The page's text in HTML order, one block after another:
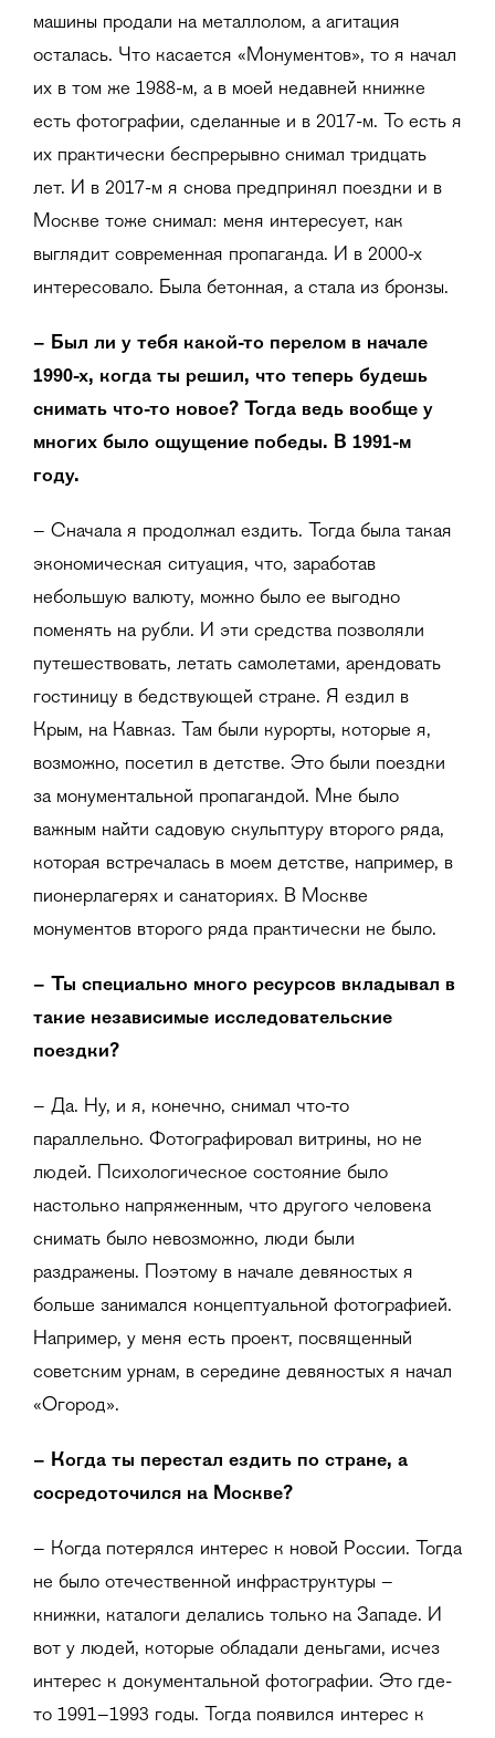
машины продали на металлолом, а агитация
осталась. Что касается «Монументов», то я начал
их в том же 1988-м, а в моей недавней книжке
есть фотографии, сделанные и в 2017-м. То есть я
их практически беспрерывно снимал тридцать
лет. И в 2017-м я снова предпринял поездки и в
Москве тоже снимал: меня интересует, как
выглядит современная пропаганда. И в 2000-х
интересовало. Была бетонная, а стала из бронзы.
– Был ли у тебя какой-то перелом в начале
1990-х, когда ты решил, что теперь будешь
снимать что-то новое? Тогда ведь вообще у
многих было ощущение победы. В 1991-м
году.
– Сначала я продолжал ездить. Тогда была такая
экономическая ситуация, что, заработав
небольшую валюту, можно было ее выгодно
поменять на рубли. И эти средства позволяли
путешествовать, летать самолетами, арендовать
гостиницу в бедствующей стране. Я ездил в
Крым, на Кавказ. Там были курорты, которые я,
возможно, посетил в детстве. Это были поездки
за монументальной пропагандой. Мне было
важным найти садовую скульптуру второго ряда,
которая встречалась в моем детстве, например, в
пионерлагерях и санаториях. В Москве
монументов второго ряда практически не было.
– Ты специально много ресурсов вкладывал в
такие независимые исследовательские
поездки?
– Да. Ну, и я, конечно, снимал что-то
параллельно. Фотографировал витрины, но не
людей. Психологическое состояние было
настолько напряженным, что другого человека
снимать было невозможно, люди были
раздражены. Поэтому в начале девяностых я
больше занимался концептуальной фотографией.
Например, у меня есть проект, посвященный
советским урнам, в середине девяностых я начал
«Огород».
– Когда ты перестал ездить по стране, а
сосредоточился на Москве?
– Когда потерялся интерес к новой России. Тогда
не было отечественной инфраструктуры –
книжки, каталоги делались только на Западе. И
вот у людей, которые обладали деньгами, исчез
интерес к документальной фотографии. Это где-
то 1991–1993 годы. Тогда появился интерес к